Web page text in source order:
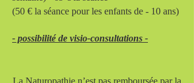
(50 € la séance pour les enfants de - 10 ans)
- possibilité de visio-consultations -
La Naturopathie n’est pas remboursée par la